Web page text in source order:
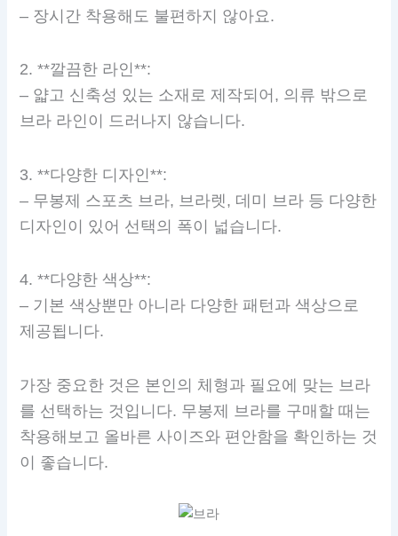
– 장시간 착용해도 불편하지 않아요.
2. **깔끔한 라인**:
– 얇고 신축성 있는 소재로 제작되어, 의류 밖으로
브라 라인이 드러나지 않습니다.
3. **다양한 디자인**:
– 무봉제 스포츠 브라, 브라렛, 데미 브라 등 다양한
디자인이 있어 선택의 폭이 넓습니다.
4. **다양한 색상**:
– 기본 색상뿐만 아니라 다양한 패턴과 색상으로
제공됩니다.
가장 중요한 것은 본인의 체형과 필요에 맞는 브라
를 선택하는 것입니다. 무봉제 브라를 구매할 때는
착용해보고 올바른 사이즈와 편안함을 확인하는 것
이 좋습니다.